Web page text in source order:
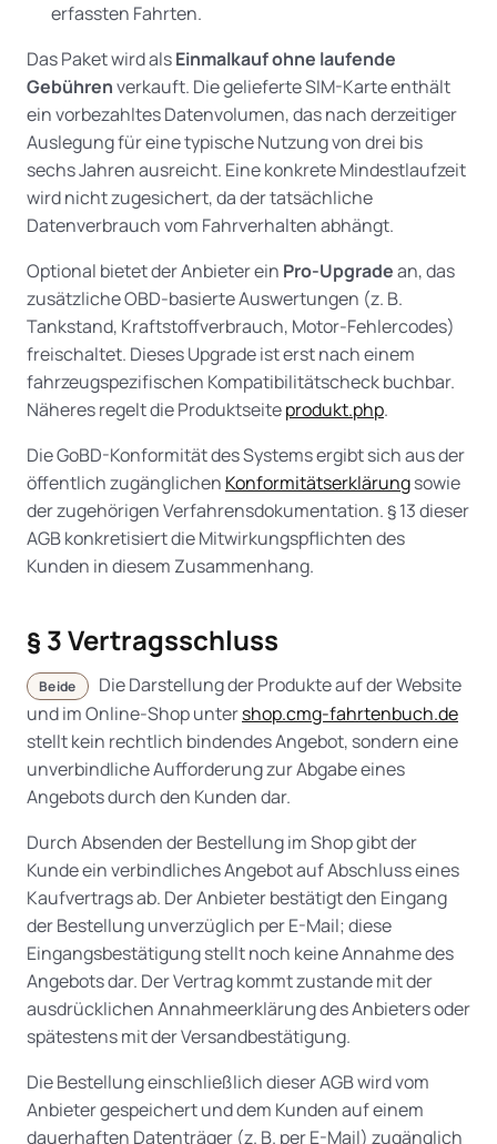
erfassten Fahrten.
Das Paket wird alsEinmalkauf ohne laufende
Gebührenverkauft. Die gelieferte SIM-Karte enthält
ein vorbezahltes Datenvolumen, das nach derzeitiger
Auslegung für eine typische Nutzung von drei bis
sechs Jahren ausreicht. Eine konkrete Mindestlaufzeit
wird nicht zugesichert, da der tatsächliche
Datenverbrauch vom Fahrverhalten abhängt.
Optional bietet der Anbieter ein Pro-Upgradean, das
zusätzliche OBD-basierte Auswertungen (z. B.
Tankstand, Kraftstoffverbrauch, Motor-Fehlercodes)
freischaltet. Dieses Upgrade ist erst nach einem
fahrzeugspezifischen Kompatibilitätscheck buchbar.
Näheres regelt die Produktseiteprodukt.php.
Die GoBD-Konformität des Systems ergibt sich aus der
öffentlich zugänglichen Konformitätserklärungsowie
der zugehörigen Verfahrensdokumentation. § 13 dieser
AGB konkretisiert die Mitwirkungspflichten des
Kunden in diesem Zusammenhang.
§ 3 Vertragsschluss
Beide
Die Darstellung der Produkte auf der Website
und im Online-Shop untershop.cmg-fahrtenbuch.de
stellt kein rechtlich bindendes Angebot, sondern eine
unverbindliche Aufforderung zur Abgabe eines
Angebots durch den Kunden dar.
Durch Absenden der Bestellung im Shop gibt der
Kunde ein verbindliches Angebot auf Abschluss eines
Kaufvertrags ab. Der Anbieter bestätigt den Eingang
der Bestellung unverzüglich per E-Mail; diese
Eingangsbestätigung stellt noch keine Annahme des
Angebots dar. Der Vertrag kommt zustande mit der
ausdrücklichen Annahmeerklärung des Anbieters oder
spätestens mit der Versandbestätigung.
Die Bestellung einschließlich dieser AGB wird vom
Anbieter gespeichert und dem Kunden auf einem
dauerhaften Datenträger (z. B. per E-Mail) zugänglich